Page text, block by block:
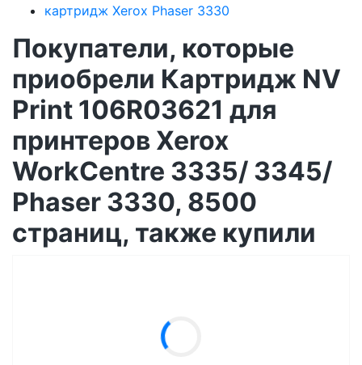
картридж Xerox Phaser 3330
Покупатели, которые
приобрели Картридж NV
Print 106R03621 для
принтеров Xerox
WorkCentre 3335/ 3345/
Phaser 3330, 8500
страниц, также купили